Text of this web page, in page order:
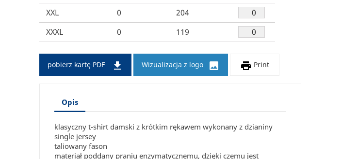
XXL
0
204
XXXL
0 119
pobierz kartę PDF  Wizualizacja z logo   Print
Opis
klasyczny t-shirt damski z krótkim rękawem wykonany z dzianiny
single jersey
taliowany fason
materiał poddany praniu enzymatycznemu, dzięki czemu jest